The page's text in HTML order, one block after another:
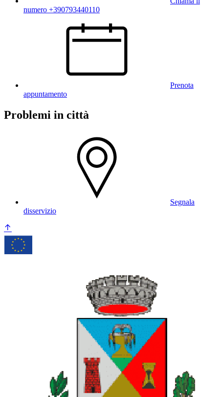
numero +390793440110
Prenota
appuntamento
Problemi in città
Segnala
disservizio